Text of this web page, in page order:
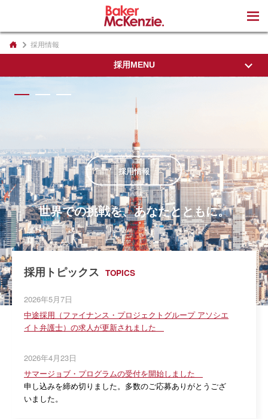
採用情報
採用MENU
私たちの想い
代表パートナーから
オフィスについて
インクルージョン&ダイバーシティ
専門家採用
教育制度・執務環境
募集要項
スタッフ採用
働く環境・制度
募集要項
採用情報
世界での挑戦を、あなたとともに。
採用トピックス
2026年5月7日
中途採用（ファイナンス・プロジェクトグループ アソシエ
イト弁護士）の求人が更新されました
2026年4月23日
サマージョブ・プログラムの受付を開始しました
申し込みを締め切りました。多数のご応募ありがとうござ
いました。